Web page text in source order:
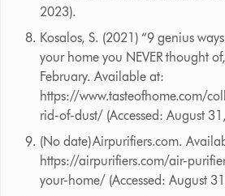
2023).
Kosalos, S. (2021) “9 genius
your home you NEVER thought
February. Available at:
https://www.tasteofhome.com/
rid-of-dust/ (Accessed: August
(No date) Airpurifiers.com.
https://airpurifiers.com/air-
your-home/ (Accessed: August